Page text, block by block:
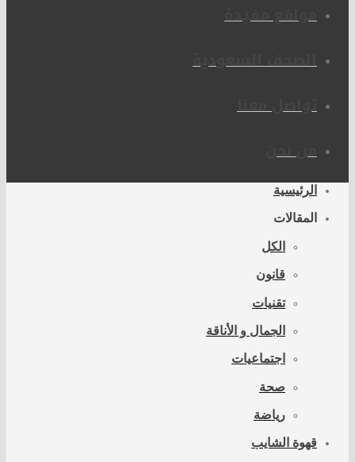
مواقع مفيدة
الصحف السعودية
تواصل معنا
من نحن
الرئيسية
المقالات
قانون
تقنيات
الجمال و الأناقة
اجتماعيات
صحة
رياضة
قهوة الشايب